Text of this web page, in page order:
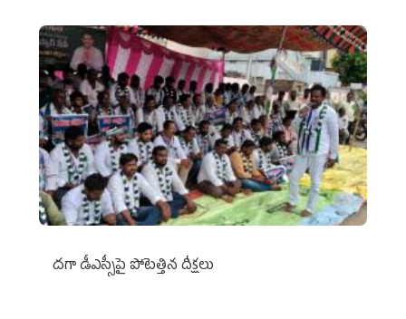
దగా డీఎస్సీపై పోటెత్తిన దీక్షలు